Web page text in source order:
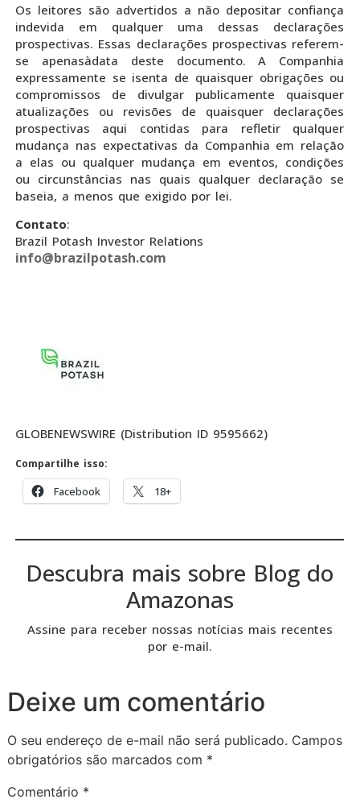
Os leitores são advertidos a não depositar confiança
indevida em qualquer uma dessas declarações
prospectivas. Essas declarações prospectivas referem-
se apenasàdata deste documento. A Companhia
expressamente se isenta de quaisquer obrigações ou
compromissos de divulgar publicamente quaisquer
atualizações ou revisões de quaisquer declarações
prospectivas aqui contidas para refletir qualquer
mudança nas expectativas da Companhia em relação
a elas ou qualquer mudança em eventos, condições
ou circunstâncias nas quais qualquer declaração se
baseia, a menos que exigido por lei.
Contato:
Brazil Potash Investor Relations
info@brazilpotash.com
GLOBENEWSWIRE (Distribution ID 9595662)
Compartilhe isso:
Facebook 18+
Descubra mais sobre Blog do
Amazonas
Assine para receber nossas notícias mais recentes
por e-mail.
Deixe um comentário
O seu endereço de e-mail não será publicado. Campos
obrigatórios são marcados com *
Comentário *